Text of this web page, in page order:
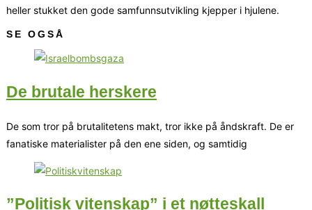
heller stukket den gode samfunnsutvikling kjepper i hjulene.
SE OGSÅ
De brutale herskere
De som tror på brutalitetens makt, tror ikke på åndskraft. De er
fanatiske materialister på den ene siden, og samtidig
”Politisk vitenskap” i et nøtteskall